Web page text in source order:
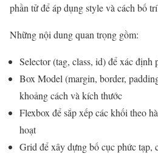
phần tử để áp dụng style và cách bố
Những nội dung quan trọng gồm:
Selector (tag, class, id) để xác định
Box Model (margin, border,
khoảng cách và kích thước
Flexbox để sắp xếp các khối theo
hoạt
Grid để xây dựng bố cục phức tạp,